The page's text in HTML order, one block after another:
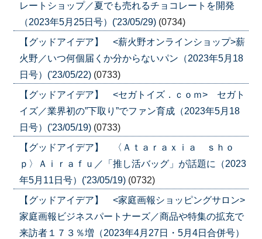
レートショップ／夏でも売れるチョコレートを開発
（2023年5月25日号）('23/05/29) (0734)
【グッドアイデア】 <薪火野オンラインショップ>薪
火野／いつ何個届くか分からないパン（2023年5月18
日号）('23/05/22) (0733)
【グッドアイデア】 <セガトイズ．ｃｏｍ> セガト
イズ／業界初の”下取り”でファン育成（2023年5月18
日号）('23/05/19) (0733)
【グッドアイデア】 〈Ａｔａｒａｘｉａ ｓｈｏ
ｐ〉Ａｉｒａｆｕ／「推し活バッグ」が話題に（2023
年5月11日号）('23/05/19) (0732)
【グッドアイデア】 <家庭画報ショッピングサロン>
家庭画報ビジネスパートナーズ／商品や特集の拡充で
来訪者１７３％増（2023年4月27日・5月4日合併号）